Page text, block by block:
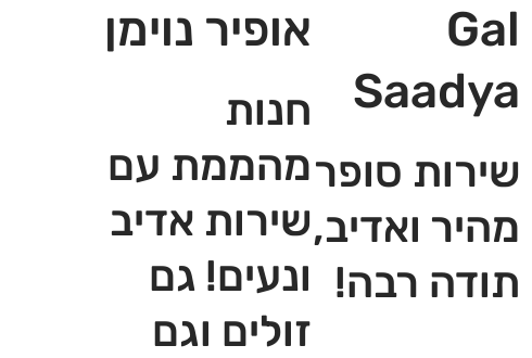
אופיר נוימן
חנות
מהממת עם
שירות אדיב
ונעים! גם
זולים וגם
Gal
Saadya
שירות סופר
מהיר ואדיב,
תודה רבה!